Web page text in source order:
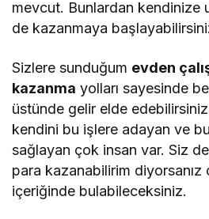
mevcut. Bunlardan kendinize
de kazanmaya
Sizlere sunduğum evden
kazanma yolları sayesinde
üstünde gelir elde
kendini bu işlere adayan ve
sağlayan çok insan var. Siz
para kazanabilirim diyorsanız
içeriğinde bulabileceksiniz.